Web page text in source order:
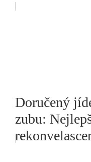
Doručený
zubu: